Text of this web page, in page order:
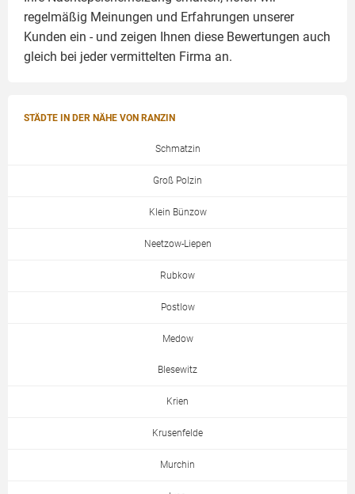
regelmäßig Meinungen und Erfahrungen unserer
Kunden ein - und zeigen Ihnen diese Bewertungen auch
gleich bei jeder vermittelten Firma an.
STÄDTE IN DER NÄHE VON RANZIN
Schmatzin
Groß Polzin
Klein Bünzow
Neetzow-Liepen
Rubkow
Postlow
Medow
Blesewitz
Krien
Krusenfelde
Murchin